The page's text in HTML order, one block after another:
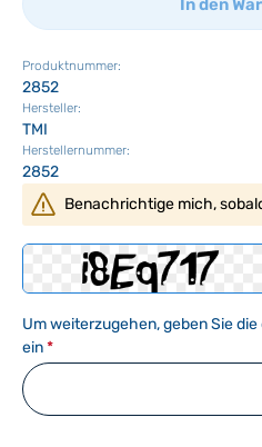
Produktnummer:
2852
Hersteller:
TMI
Herstellernummer:
2852
Benachrichtige mich,
Um weiterzugehen, geben Sie
ein*